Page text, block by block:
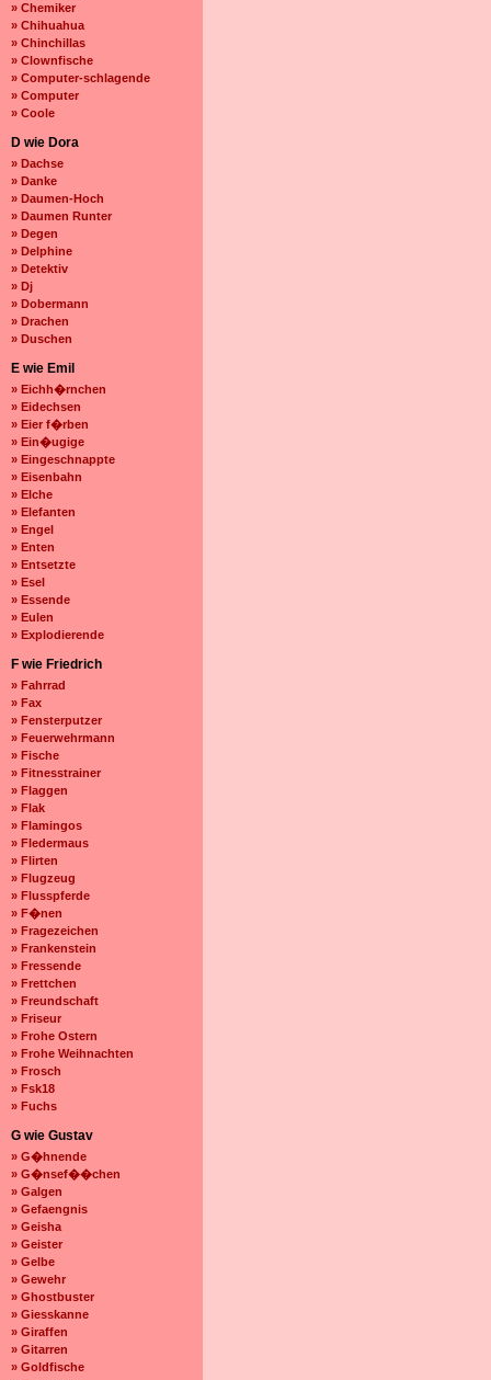
» Chemiker
» Chihuahua
» Chinchillas
» Clownfische
» Computer-schlagende
» Computer
» Coole
D wie Dora
» Dachse
» Danke
» Daumen-Hoch
» Daumen Runter
» Degen
» Delphine
» Detektiv
» Dj
» Dobermann
» Drachen
» Duschen
E wie Emil
» Eichh�rnchen
» Eidechsen
» Eier f�rben
» Ein�ugige
» Eingeschnappte
» Eisenbahn
» Elche
» Elefanten
» Engel
» Enten
» Entsetzte
» Esel
» Essende
» Eulen
» Explodierende
F wie Friedrich
» Fahrrad
» Fax
» Fensterputzer
» Feuerwehrmann
» Fische
» Fitnesstrainer
» Flaggen
» Flak
» Flamingos
» Fledermaus
» Flirten
» Flugzeug
» Flusspferde
» F�nen
» Fragezeichen
» Frankenstein
» Fressende
» Frettchen
» Freundschaft
» Friseur
» Frohe Ostern
» Frohe Weihnachten
» Frosch
» Fsk18
» Fuchs
G wie Gustav
» G�hnende
» G�nsef��chen
» Galgen
» Gefaengnis
» Geisha
» Geister
» Gelbe
» Gewehr
» Ghostbuster
» Giesskanne
» Giraffen
» Gitarren
» Goldfische